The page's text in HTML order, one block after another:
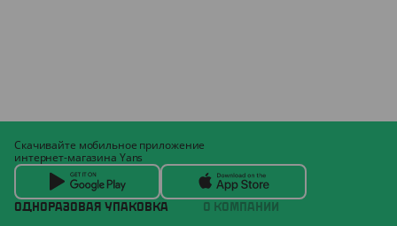
ОДНОРАЗОВАЯ УПАКОВКА О КОМПАНИИ
Скачивайте мобильное приложение
интернет-магазина Yans